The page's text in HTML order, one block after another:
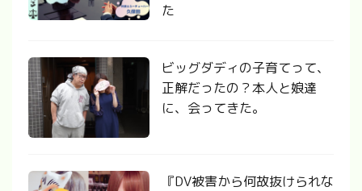
た
ビッグダディの子育てって、
正解だったの？本人と娘達
に、会ってきた。
『DV被害から何故抜けられな